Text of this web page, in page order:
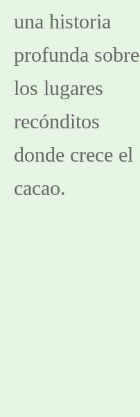
una historia
profunda sobre
los lugares
recónditos
donde crece el
cacao.